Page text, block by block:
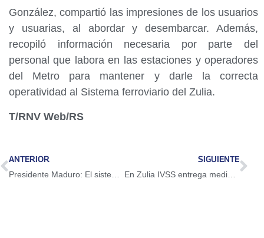
González, compartió las impresiones de los usuarios
y usuarias, al abordar y desembarcar. Además,
recopiló información necesaria por parte del
personal que labora en las estaciones y operadores
del Metro para mantener y darle la correcta
operatividad al Sistema ferroviario del Zulia.
T/RNV Web/RS
ANTERIOR SIGUIENTE
En Zulia IVSS entrega medicamentos de alto costo a pacientes con diversas enfermedades